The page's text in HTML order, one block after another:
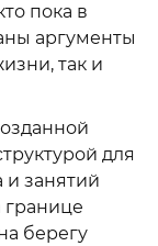
пока в
аргументы
так и
для
и занятий
границе
берегу